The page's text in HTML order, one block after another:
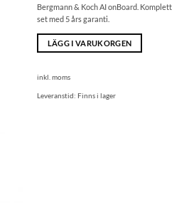
Bergmann & Koch AI onBoard. Komplett
set med 5 års garanti.
LÄGG I VARUKORGEN
inkl. moms
Leveranstid: Finns i lager